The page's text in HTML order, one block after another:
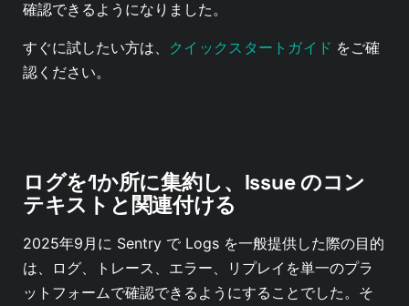
確認できるようになりました。
すぐに試したい方は、 クイックスタートガイド をご確
認ください。
ログを1か所に集約し、Issue のコン
テキストと関連付ける
2025年9月に Sentry で Logs を一般提供した際の目的
は、ログ、トレース、エラー、リプレイを単一のプラ
ットフォームで確認できるようにすることでした。そ